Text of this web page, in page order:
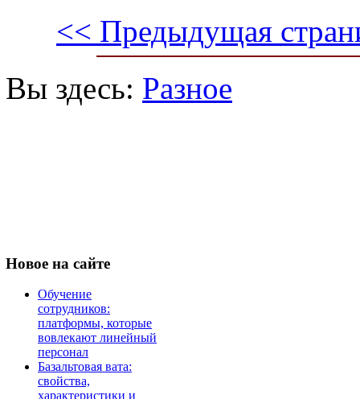
<< Предыдущая
Вы здесь: Разное
Новое на сайте
Обучение
сотрудников:
платформы, которые
вовлекают линейный
персонал
Базальтовая вата:
свойства,
характеристики и